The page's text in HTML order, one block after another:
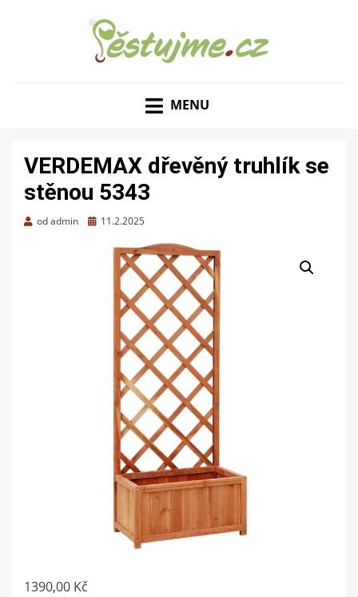
MENU
VERDEMAX dřevěný truhlík se
stěnou 5343
odadmin
Zveřejněno
11.2.2025
1390,00 Kč